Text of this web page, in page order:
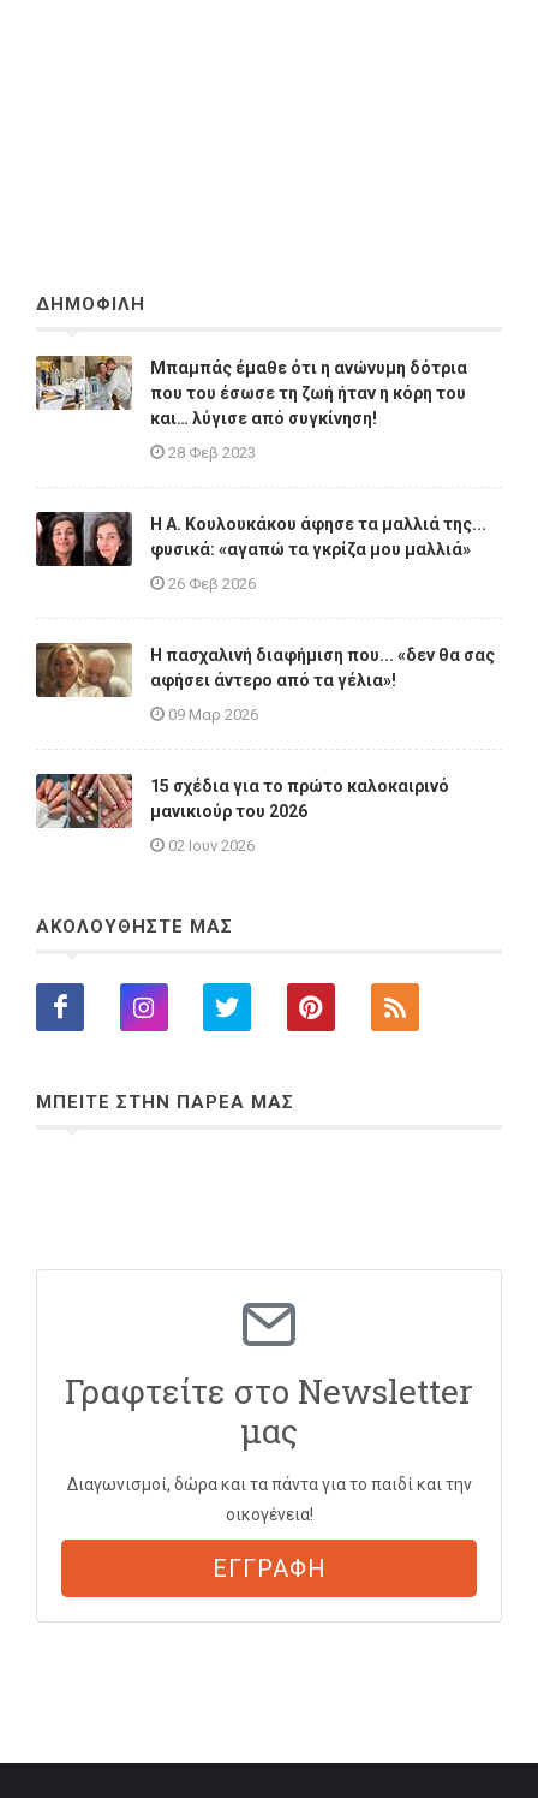
ΔΗΜΟΦΙΛΗ
Μπαμπάς έμαθε ότι η ανώνυμη δότρια
που του έσωσε τη ζωή ήταν η κόρη του
και… λύγισε από συγκίνηση!
28 Φεβ 2023
Η A. Κουλουκάκου άφησε τα μαλλιά της...
φυσικά: «αγαπώ τα γκρίζα μου μαλλιά»
26 Φεβ 2026
Η πασχαλινή διαφήμιση που... «δεν θα σας
αφήσει άντερο από τα γέλια»!
09 Μαρ 2026
15 σχέδια για το πρώτο καλοκαιρινό
μανικιούρ του 2026
02 Ιουν 2026
ΑΚΟΛΟΥΘΗΣΤΕ ΜΑΣ
ΜΠΕΙΤΕ ΣΤΗΝ ΠΑΡΕΑ ΜΑΣ
Γραφτείτε στο Newsletter
μας
Διαγωνισμοί, δώρα και τα πάντα για το παιδί και την
οικογένεια!
ΕΓΓΡΑΦΗ